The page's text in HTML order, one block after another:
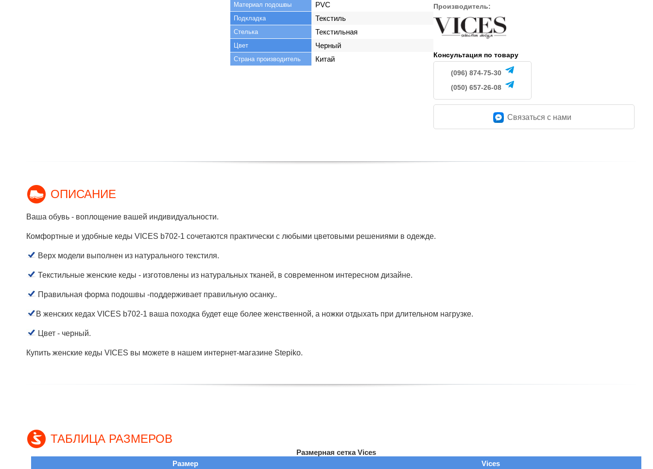
Материал подошвы PVC
Подкладка Текстиль
Стелька Текстильная
Цвет Черный
Страна производитель Китай
Производитель:
Консультация по товару
(096) 874-75-30
(050) 657-26-08
Связаться c нами
ОПИСАНИЕ
Ваша обувь - воплощение вашей индивидуальности.
Комфортные и удобные кеды VICES b702-1 сочетаются практически с любыми цветовыми решениями в одежде.
Верх модели выполнен из натурального текстиля.
Текстильные женские кеды - изготовлены из натуральных тканей, в современном интересном дизайне.
Правильная форма подошвы -поддерживает правильную осанку..
В женских кедах VICES b702-1 ваша походка будет еще более женственной, а ножки отдыхать при длительном нагрузке.
Цвет - черный.
Купить женские кеды VICES вы можете в нашем интернет-магазине Stepiko.
ТАБЛИЦА РАЗМЕРОВ
Размерная сетка Vices
Размер
Vices